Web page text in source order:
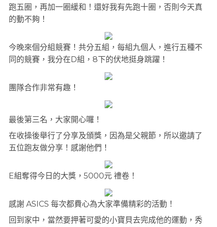
跑五圈，再加一圈緩和！還好我有先跑十圈，否則今天真
的動不夠！
今晚來個分組競賽！共分五組，每組九個人，進行五種不
同的競賽，我分在D組，8下的伏地挺身跳躍！
團隊合作非常有趣！
最後第三名，大家開心囉！
在收操後舉行了分享及頒獎，因為是父親節，所以邀請了
五位跑友做分享！感謝他們！
E組奪得今日的大獎，5000元 禮卷！
感謝 ASICS 每次都費心為大家準備精彩的活動！
回到家中，當然要押著可愛的小寶貝去完成他的運動，秀